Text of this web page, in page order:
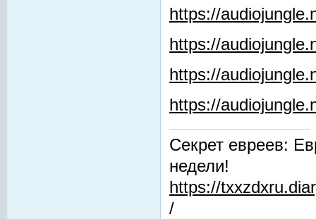
https://
https://
https://
https://
Секрет евреев:
недели!
https://
/